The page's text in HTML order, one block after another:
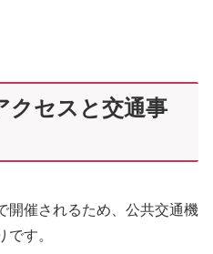
クセスと交通事
開催されるため、公共交通機
す。